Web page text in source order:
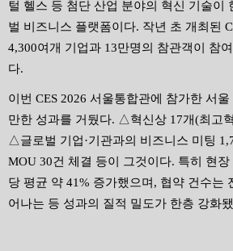
털 헬스 등 첨단 산업 분야의 혁신 기술이
벌 비즈니스 플랫폼이다. 작년 초 개최된
4,300여개 기업과 13만명의 참관객이 참
다.
이번 CES 2026 서울통합관에 참가한 서
만한 성과를 거뒀다. △혁신상 17개(최고
△글로벌 기업·기관과의 비즈니스 미팅
MOU 30건 체결 등이 그것이다. 특히 현장
당 평균 약 41% 증가했으며 , 협약 건수는
어나는 등 성과의 질적 밀도가 한층 강화